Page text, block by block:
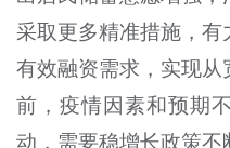
采取更多精准措施，
有效融资需求，实现
前，疫情因素和预期
动，需要稳增长政策